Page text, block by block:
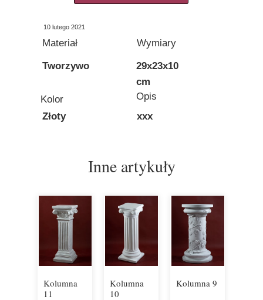
Tworzywo
Materiał Wymiary
Opis
29x23x10
cm
xxx
Złoty
Kolor
10 lutego 2021
Kolumna
11
Kolumna
10
Kolumna 9
Inne artykuły